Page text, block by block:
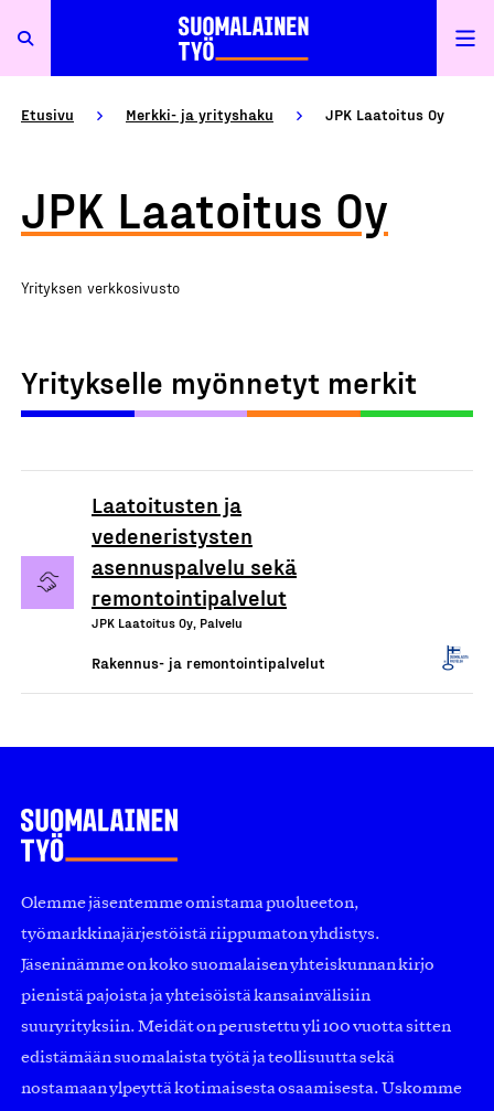
Etusivu Merkki- ja yrityshaku JPK Laatoitus Oy
JPK Laatoitus Oy
Yrityksen verkkosivusto
Yritykselle myönnetyt merkit
Laatoitusten ja
vedeneristysten
asennuspalvelu sekä
remontointipalvelut
JPK Laatoitus Oy, Palvelu
Rakennus- ja remontointipalvelut
Olemme jäsentemme omistama puolueeton,
työmarkkinajärjestöistä riippumaton yhdistys.
Jäseninämme on koko suomalaisen yhteiskunnan kirjo
pienistä pajoista ja yhteisöistä kansainvälisiin
suuryrityksiin. Meidät on perustettu yli 100 vuotta sitten
edistämään suomalaista työtä ja teollisuutta sekä
nostamaan ylpeyttä kotimaisesta osaamisesta. Uskomme